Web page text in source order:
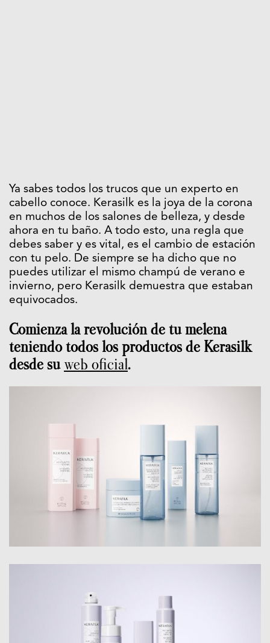
Ya sabes todos los trucos que un experto en
cabello conoce. Kerasilk es la joya de la corona
en muchos de los salones de belleza, y desde
ahora en tu baño. A todo esto, una regla que
debes saber y es vital, es el cambio de estación
con tu pelo. De siempre se ha dicho que no
puedes utilizar el mismo champú de verano e
invierno, pero Kerasilk demuestra que estaban
equivocados.
Comienza la revolución de tu melena
teniendo todos los productos de Kerasilk
desde suweb oficial.